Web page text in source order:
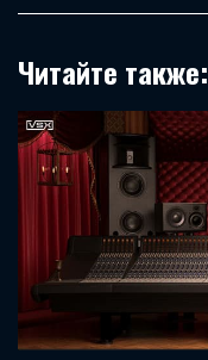
Читайте также: